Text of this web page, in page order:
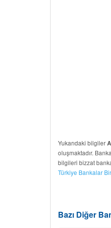
Yukarıdaki bilgiler
oluşmaktadır.
bilgileri bizzat
Türkiye Bankalar
Bazı Diğer